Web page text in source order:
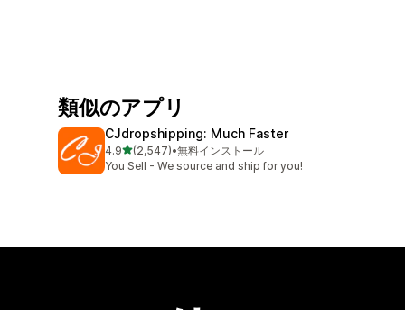
類似のアプリ
CJdropshipping: Much Faster
4.95つ星中
(2,547)
合計レビュー数：2547件
•無料インストール
You Sell - We source and ship for you!